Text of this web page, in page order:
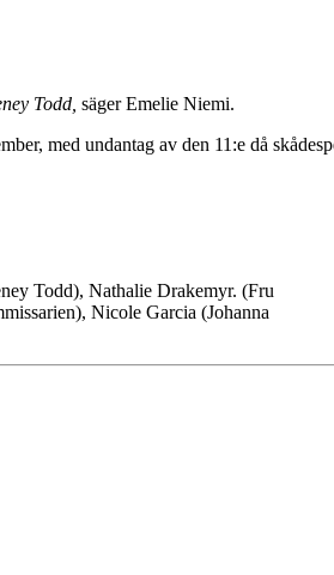
Todd, säger Emelie Niemi.
med undantag av den 11:e då
Todd), Nathalie Drakemyr. (Fru
Nicole Garcia (Johanna